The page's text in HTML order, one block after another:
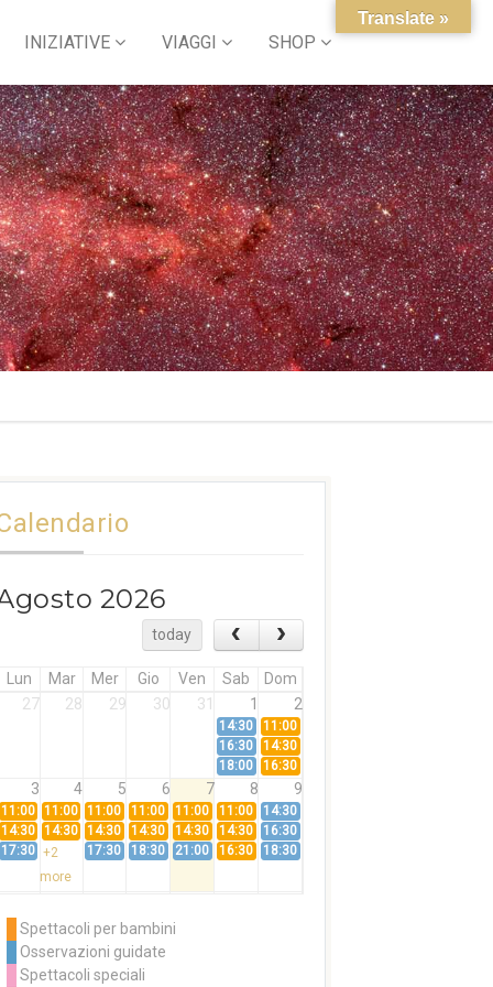
INIZIATIVE VIAGGI SHOP
2026
today
Lun Mar Mer Gio Ven Sab
Dom
27
28 29 30 31 1 2
14:30
11:00
16:30
14:30
18:00
16:30
3 4 5 6 7 8 9
11:00 11:00 11:00 11:00 11:00 11:00
14:30
14:30 14:30 14:30 14:30 14:30 14:30
16:30
17:30 +2
more
17:30 18:30 21:00 16:30 18:30
11:00
14:30
+3
Spettacoli per bambini
Osservazioni guidate
Spettacoli speciali
Translate »